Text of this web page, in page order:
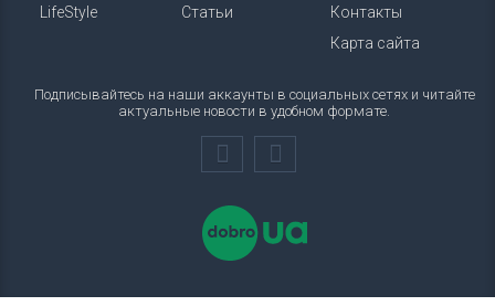
LifeStyle
Статьи
Контакты
Карта сайта
Подписывайтесь на наши аккаунты в социальных сетях и читайте
актуальные новости в удобном формате.